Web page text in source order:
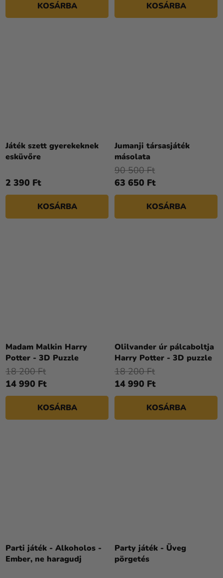
KOSÁRBA KOSÁRBA
Játék szett gyerekeknek
esküvőre
2 390 Ft
KOSÁRBA
Jumanji társasjáték
másolata
63 650 Ft
90 500 Ft
KOSÁRBA
Madam Malkin Harry
Potter - 3D Puzzle
14 990 Ft
18 200 Ft
KOSÁRBA
Olilvander úr pálcaboltja
Harry Potter - 3D puzzle
14 990 Ft
18 200 Ft
KOSÁRBA
Parti játék - Alkoholos -
Ember, ne haragudj
Party játék - Üveg
pörgetés